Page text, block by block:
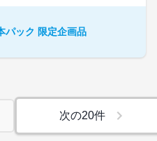
パック 限定企画品
次の20件